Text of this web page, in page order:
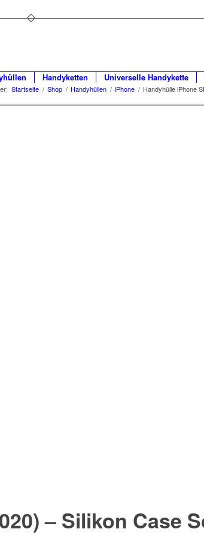
Handyketten Universelle Handykette
Startseite / Shop / Handyhüllen / iPhone / Handyhülle iPhone
– Silikon Case